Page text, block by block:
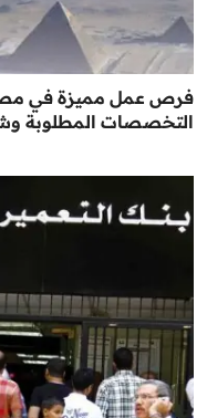
التخصصات المطلوبة